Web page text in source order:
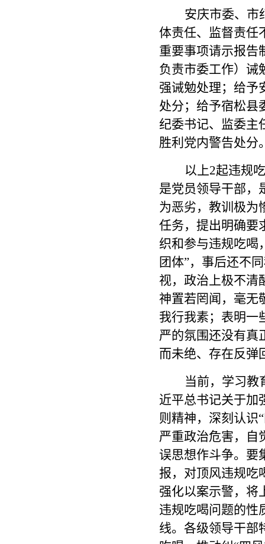
安庆市委、市
体责任、监督责任
重要事项请示报告
负责市委工作）诫
强诫勉处理；给予
处分；给予宿松县
纪委书记、监委主
胜利党内警告处分
以上2起违规
是党员领导干部，
为恶劣，教训极为
任务，提出明确要
织和参与违规吃喝
团体”，事后还不
视，政治上极不清
神置若罔闻，毫无
我行我素；表明一
严的氛围还没有真
而未绝、存在反弹
当前，学习教
近平总书记关于加
则精神，深刻认识
严重政治危害，自
误思想作斗争。要
报，对顶风违规吃
强化以案示警，将
违规吃喝问题的性
线。各级领导干部